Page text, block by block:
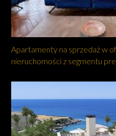
Apartamenty na sprzedaż w
nieruchomości z segmentu